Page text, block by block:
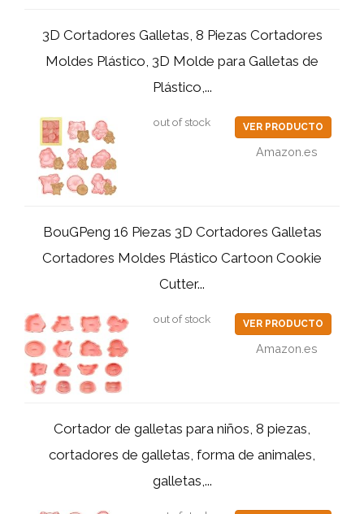
3D Cortadores Galletas, 8 Piezas Cortadores
Moldes Plástico, 3D Molde para Galletas de
Plástico,...
out of stock VER PRODUCTO
Amazon.es
BouGPeng 16 Piezas 3D Cortadores Galletas
Cortadores Moldes Plástico Cartoon Cookie
Cutter...
out of stock VER PRODUCTO
Amazon.es
Cortador de galletas para niños, 8 piezas,
cortadores de galletas, forma de animales,
galletas,...